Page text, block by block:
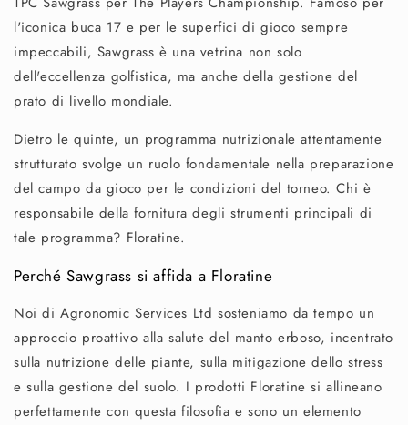
l'iconica buca 17 e per le superfici di gioco sempre
impeccabili, Sawgrass è una vetrina non solo
dell'eccellenza golfistica, ma anche della gestione del
prato di livello mondiale.
Dietro le quinte, un programma nutrizionale attentamente
strutturato svolge un ruolo fondamentale nella preparazione
del campo da gioco per le condizioni del torneo. Chi è
responsabile della fornitura degli strumenti principali di
tale programma? Floratine.
Perché Sawgrass si affida a Floratine
Noi di Agronomic Services Ltd sosteniamo da tempo un
approccio proattivo alla salute del manto erboso, incentrato
sulla nutrizione delle piante, sulla mitigazione dello stress
e sulla gestione del suolo. I prodotti Floratine si allineano
perfettamente con questa filosofia e sono un elemento